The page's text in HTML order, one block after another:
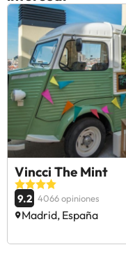
Vincci The Mint
9.2 4066 opiniones
Madrid, España